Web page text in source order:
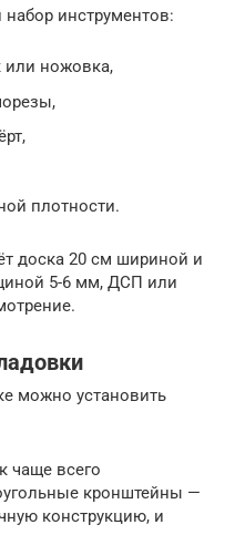
инструментов:
или ножовка,
плотности.
доска 20 см шириной и
5-6 мм, ДСП или
можно установить
чаще всего
кронштейны —
конструкцию, и